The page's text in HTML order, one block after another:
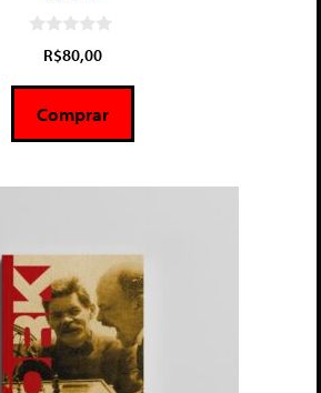
5
R$80,00
Comprar